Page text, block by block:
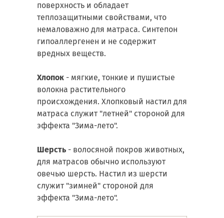
поверхность и обладает
теплозащитными свойствами, что
немаловажно для матраса. Синтепон
гипоаллергенен и не содержит
вредных веществ.
Хлопок - мягкие, тонкие и пушистые
волокна растительного
происхождения. Хлопковый настил для
матраса служит "летней" стороной для
эффекта "Зима-лето".
Шерсть - волосяной покров животных,
для матрасов обычно используют
овечью шерсть. Настил из шерсти
служит "зимней" стороной для
эффекта "Зима-лето".